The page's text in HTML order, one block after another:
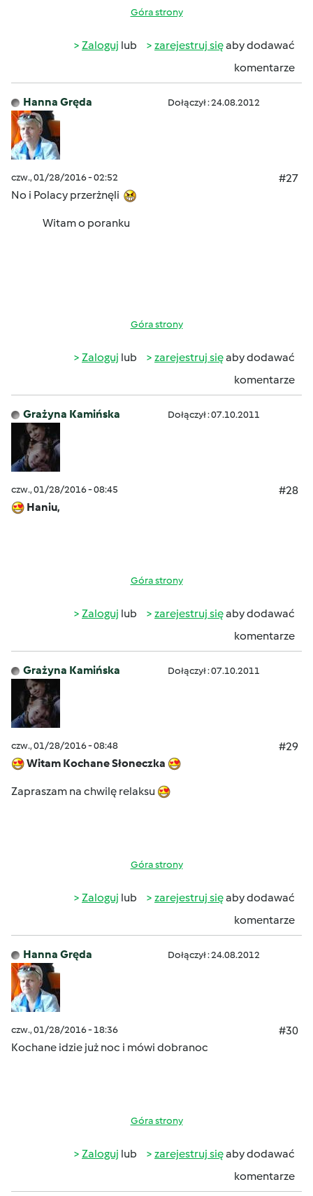
Góra strony
Zaloguj lub zarejestruj sięaby dodawać
komentarze
Hanna Gręda Dołączył : 24.08.2012
czw., 01/28/2016 - 02:52
#27
No i Polacy przerżnęli
Witam o poranku
Góra strony
Zaloguj lub zarejestruj sięaby dodawać
komentarze
Grażyna Kamińska Dołączył : 07.10.2011
czw., 01/28/2016 - 08:45
#28
Haniu,
Góra strony
Zaloguj lub zarejestruj sięaby dodawać
komentarze
Grażyna Kamińska Dołączył : 07.10.2011
czw., 01/28/2016 - 08:48
#29
Witam Kochane Słoneczka
Zapraszam na chwilę relaksu
Góra strony
Zaloguj lub zarejestruj sięaby dodawać
komentarze
Hanna Gręda Dołączył : 24.08.2012
czw., 01/28/2016 - 18:36
#30
Kochane idzie już noc i mówi dobranoc
Góra strony
Zaloguj lub zarejestruj sięaby dodawać
komentarze